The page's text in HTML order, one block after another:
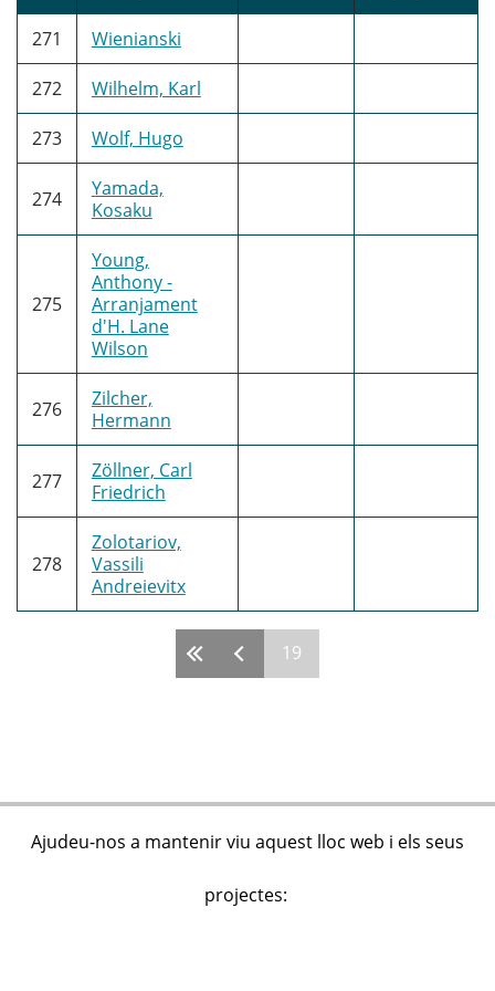
271 Wienianski
272 Wilhelm, Karl
273 Wolf, Hugo
274
Yamada,
Kosaku
275
Young,
Anthony -
Arranjament
d'H. Lane
Wilson
276
Zilcher,
Hermann
277
Zöllner, Carl
Friedrich
278
Zolotariov,
Vassili
Andreievitx
19
Ajudeu-nos a mantenir viu aquest lloc web i els seus
projectes: